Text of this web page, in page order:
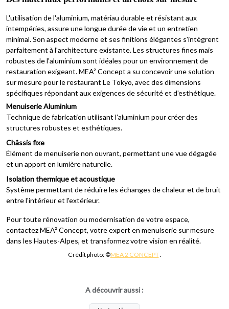
L'utilisation de l'aluminium, matériau durable et résistant aux
intempéries, assure une longue durée de vie et un entretien
minimal. Son aspect moderne et ses finitions élégantes s'intègrent
parfaitement à l'architecture existante. Les structures fines mais
robustes de l'aluminium sont idéales pour un environnement de
restauration exigeant. MEA² Concept a su concevoir une solution
sur mesure pour le restaurant Le Tokyo, avec des dimensions
spécifiques répondant aux exigences de sécurité et d'esthétique.
Menuiserie Aluminium
Technique de fabrication utilisant l'aluminium pour créer des
structures robustes et esthétiques.
Châssis fixe
Élément de menuiserie non ouvrant, permettant une vue dégagée
et un apport en lumière naturelle.
Isolation thermique et acoustique
Système permettant de réduire les échanges de chaleur et de bruit
entre l'intérieur et l'extérieur.
Pour toute rénovation ou modernisation de votre espace,
contactez MEA² Concept, votre expert en menuiserie sur mesure
dans les Hautes-Alpes, et transformez votre vision en réalité.
Crédit photo: ©MEA 2 CONCEPT.
A découvrir aussi :